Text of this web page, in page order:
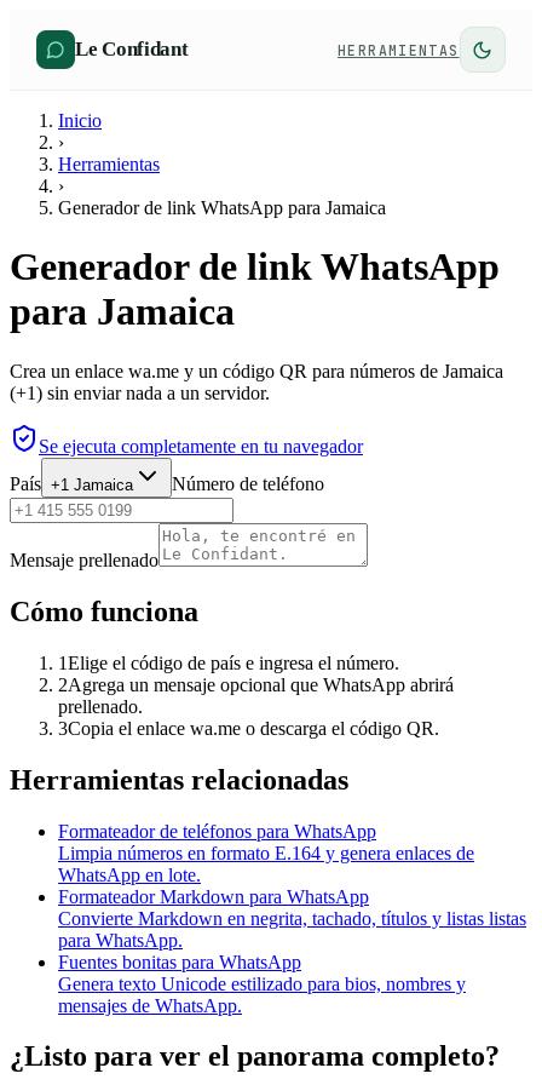
Le Confidant HERRAMIENTAS
Inicio
›
Herramientas
›
Generador de link WhatsApp para Jamaica
Generador de link WhatsApp
para Jamaica
Crea un enlace wa.me y un código QR para números de Jamaica
(+1) sin enviar nada a un servidor.
Se ejecuta completamente en tu navegador
País +1 Jamaica Número de teléfono
Mensaje prellenado
Cómo funciona
1Elige el código de país e ingresa el número.
2Agrega un mensaje opcional que WhatsApp abrirá
prellenado.
3Copia el enlace wa.me o descarga el código QR.
Herramientas relacionadas
Formateador de teléfonos para WhatsApp
Limpia números en formato E.164 y genera enlaces de
WhatsApp en lote.
Formateador Markdown para WhatsApp
Convierte Markdown en negrita, tachado, títulos y listas listas
para WhatsApp.
Fuentes bonitas para WhatsApp
Genera texto Unicode estilizado para bios, nombres y
mensajes de WhatsApp.
¿Listo para ver el panorama completo?